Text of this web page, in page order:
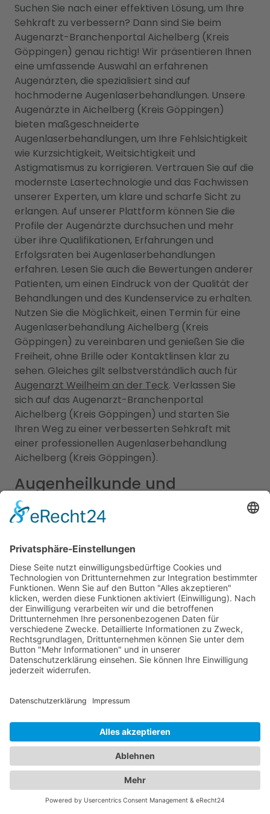
Suchen Sie nach einer effektiven Lösung, um Ihre
Sehkraft zu verbessern? Dann sind Sie beim
Augenarzt-Branchenportal Aichelberg (Kreis
Göppingen) genau richtig! Wir präsentieren Ihnen
eine umfassende Auswahl an erfahrenen
Augenärzten, die spezialisiert sind auf
hochmoderne Augenlaserbehandlungen. Unsere
Augenärzte in Aichelberg (Kreis Göppingen)
bieten maßgeschneiderte
Augenlaserbehandlungen, um Ihre Fehlsichtigkeit
wie Kurzsichtigkeit, Weitsichtigkeit und
Astigmatismus zu korrigieren. Vertrauen Sie auf die
modernste Lasertechnologie und das Fachwissen
unserer Experten, um klare und scharfe Sicht zu
erlangen. Auf unserer Plattform können Sie die
Profile der Augenärzte durchsuchen und mehr
über ihre Qualifikationen, Erfahrungen und
Erfolgsraten bei Augenlaserbehandlungen
erfahren. Lesen Sie auch die Bewertungen anderer
Patienten, um einen Eindruck von der Qualität der
Behandlungen und des Kundenservice zu erhalten.
Nutzen Sie die Möglichkeit, einen Termin für eine
Augenlaserbehandlung Aichelberg (Kreis
Göppingen) zu vereinbaren und genießen Sie die
Freiheit, ohne Brille oder Kontaktlinsen klar zu
sehen. Gleiches gilt selbstverständlich auch für
Augenarzt Weilheim an der Teck. Verlassen Sie
sich auf das Augenarzt-Branchenportal
Aichelberg (Kreis Göppingen) und starten Sie
Ihren Weg zu einer verbesserten Sehkraft mit
einer professionellen Augenlaserbehandlung
Aichelberg (Kreis Göppingen).
Augenheilkunde und
Kindermedizin in Aichelberg
(Kreis Göppingen): Fachärzte
Kinderbedürfnisse
Bei uns finden Sie umfassende Informationen zu
beiden Fachrichtungen, um die beste medizinische
Versorgung für Ihre Familie in Aichelberg (Kreis
Göppingen) sicherzustellen. Augenärzte sind
spezialisiert auf die Gesundheit der Augen. Sie
bieten eine Vielzahl von Leistungen an, von
Routineuntersuchungen über die Behandlung von
Augenärzte in der Region sind hochqualifiziert und
verfügen über modernste Technologie, um eine
präzise Diagnose und individuelle Behandlung für
Ihre Augenprobleme zu gewährleisten. Ein
Kinderarzt Aichelberg (Kreis Göppingen)hingegen
sind darauf spezialisiert, die Gesundheit und das
Wohlbefinden von Kindern zu betreuen. Sie bieten